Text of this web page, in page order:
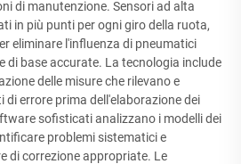
di manutenzione. Sensori ad alta
in più punti per ogni giro della ruota,
eliminare l'influenza di pneumatici
di base accurate. La tecnologia include
delle misure che rilevano e
errore prima dell'elaborazione dei
sofisticati analizzano i modelli dei
problemi sistematici e
di correzione appropriate. Le